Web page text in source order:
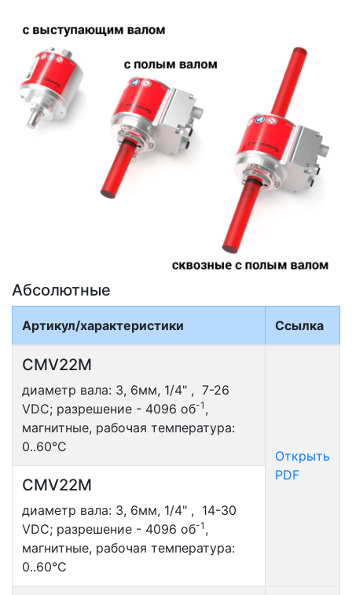
Абсолютные
Артикул/характеристики Ссылка
CMV22M
диаметр вала: 3, 6мм, 1/4" , 7-26
VDC; разрешение - 4096 об-1 ,
магнитные, рабочая температура:
0..60°С
Открыть
PDF
CMV22M
диаметр вала: 3, 6мм, 1/4" , 14-30
VDC; разрешение - 4096 об-1 ,
магнитные, рабочая температура:
0..60°С